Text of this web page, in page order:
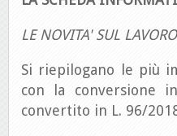
LE NOVITA' SUL
Si riepilogano le più
con la conversione
convertito in L. 96/